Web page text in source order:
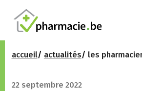
accueil actualités les pharmaciens unis pour
22 septembre 2022